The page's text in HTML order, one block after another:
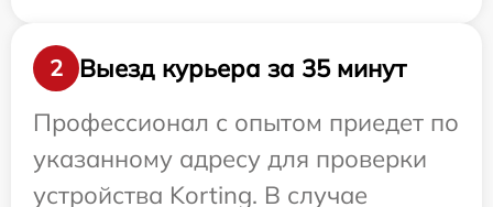
2
Выезд курьера за 35 минут
Профессионал с опытом приедет по
указанному адресу для проверки
устройства Korting. В случае